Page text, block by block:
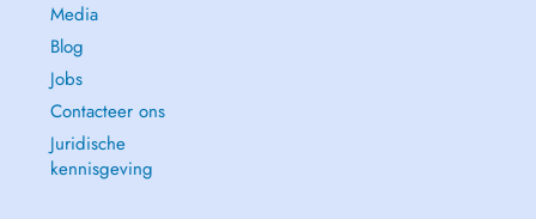
Media
Blog
Jobs
Contacteer ons
Juridische
kennisgeving